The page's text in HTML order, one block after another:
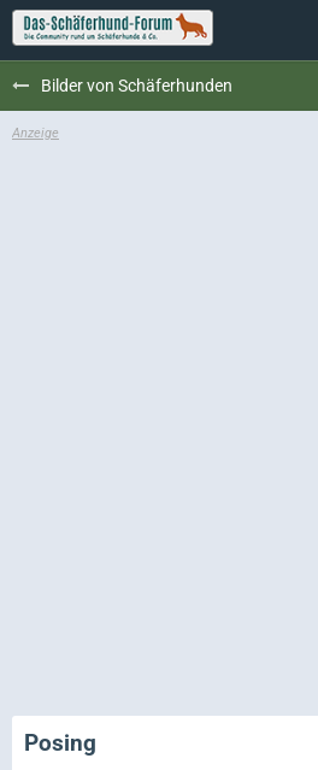
Bilder von Schäferhunden
Posing